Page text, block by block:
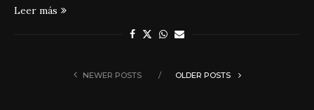
Leer más
NEWER POSTS OLDER POSTS